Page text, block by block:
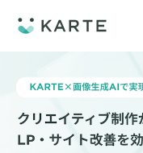
プロダクト
事例
資料ダウンロード